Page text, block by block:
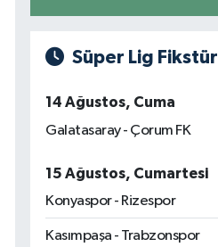
Süper Lig Fikstür
14 Ağustos, Cuma
Galatasaray - Çorum FK
15 Ağustos, Cumartesi
Konyaspor - Rizespor
Kasımpaşa - Trabzonspor